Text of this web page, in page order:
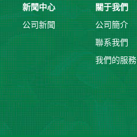
新聞中心
公司新聞
關于我們
公司簡介
聯系我們
我們的服務